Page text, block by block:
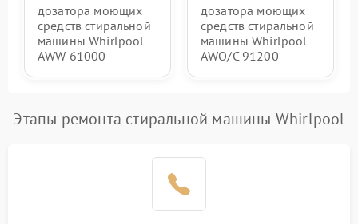
дозатора моющих
средств стиральной
машины Whirlpool
AWW 61000
дозатора моющих
средств стиральной
машины Whirlpool
AWO/C 91200
Этапы ремонта стиральной машины Whirlpool